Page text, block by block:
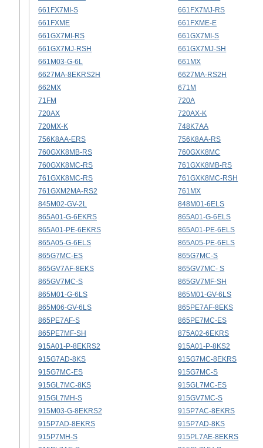
661FX7MI-S
661FX7MJ-RS
661FXME
661FXME-E
661GX7MI-RS
661GX7MI-S
661GX7MJ-RSH
661GX7MJ-SH
661M03-G-6L
661MX
6627MA-8EKRS2H
6627MA-RS2H
662MX
671M
71FM
720A
720AX
720AX-K
720MX-K
748K7AA
756K8AA-ERS
756K8AA-RS
760GXK8MB-RS
760GXK8MC
760GXK8MC-RS
761GXK8MB-RS
761GXK8MC-RS
761GXK8MC-RSH
761GXM2MA-RS2
761MX
845M02-GV-2L
848M01-6ELS
865A01-G-6EKRS
865A01-G-6ELS
865A01-PE-6EKRS
865A01-PE-6ELS
865A05-G-6ELS
865A05-PE-6ELS
865G7MC-ES
865G7MC-S
865GV7AF-8EKS
865GV7MC- S
865GV7MC-S
865GV7MF-SH
865M01-G-6LS
865M01-GV-6LS
865M06-GV-6LS
865PE7AF-8EKS
865PE7AF-S
865PE7MC-ES
865PE7MF-SH
875A02-6EKRS
915A01-P-8EKRS2
915A01-P-8KS2
915G7AD-8KS
915G7MC-8EKRS
915G7MC-ES
915G7MC-S
915GL7MC-8KS
915GL7MC-ES
915GL7MH-S
915GV7MC-S
915M03-G-8EKRS2
915P7AC-8EKRS
915P7AD-8EKRS
915P7AD-8KS
915P7MH-S
915PL7AE-8EKRS